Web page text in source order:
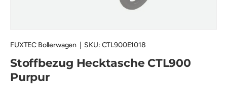
FUXTEC Bollerwagen SKU: CTL900E1018
Stoffbezug Hecktasche CTL900
Purpur